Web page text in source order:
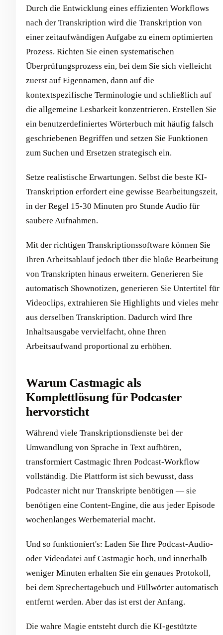
Durch die Entwicklung eines effizienten Workflows
nach der Transkription wird die Transkription von
einer zeitaufwändigen Aufgabe zu einem optimierten
Prozess. Richten Sie einen systematischen
Überprüfungsprozess ein, bei dem Sie sich vielleicht
zuerst auf Eigennamen, dann auf die
kontextspezifische Terminologie und schließlich auf
die allgemeine Lesbarkeit konzentrieren. Erstellen Sie
ein benutzerdefiniertes Wörterbuch mit häufig falsch
geschriebenen Begriffen und setzen Sie Funktionen
zum Suchen und Ersetzen strategisch ein.
Setze realistische Erwartungen. Selbst die beste KI-
Transkription erfordert eine gewisse Bearbeitungszeit,
in der Regel 15-30 Minuten pro Stunde Audio für
saubere Aufnahmen.
Mit der richtigen Transkriptionssoftware können Sie
Ihren Arbeitsablauf jedoch über die bloße Bearbeitung
von Transkripten hinaus erweitern. Generieren Sie
automatisch Shownotizen, generieren Sie Untertitel für
Videoclips, extrahieren Sie Highlights und vieles mehr
aus derselben Transkription. Dadurch wird Ihre
Inhaltsausgabe vervielfacht, ohne Ihren
Arbeitsaufwand proportional zu erhöhen.
Warum Castmagic als
Komplettlösung für Podcaster
hervorsticht
Während viele Transkriptionsdienste bei der
Umwandlung von Sprache in Text aufhören,
transformiert Castmagic Ihren Podcast-Workflow
vollständig. Die Plattform ist sich bewusst, dass
Podcaster nicht nur Transkripte benötigen — sie
benötigen eine Content-Engine, die aus jeder Episode
wochenlanges Werbematerial macht.
Und so funktioniert's: Laden Sie Ihre Podcast-Audio-
oder Videodatei auf Castmagic hoch, und innerhalb
weniger Minuten erhalten Sie ein genaues Protokoll,
bei dem Sprechertagebuch und Füllwörter automatisch
entfernt werden. Aber das ist erst der Anfang.
Die wahre Magie entsteht durch die KI-gestützte